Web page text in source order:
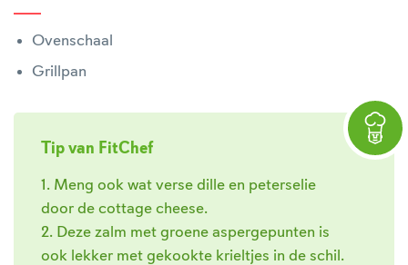
Ovenschaal
Grillpan
Tip van FitChef
1. Meng ook wat verse dille en peterselie
door de cottage cheese.
2. Deze zalm met groene aspergepunten is
ook lekker met gekookte krieltjes in de schil.